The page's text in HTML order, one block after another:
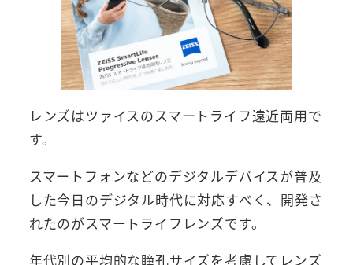
レンズはツァイスのスマートライフ遠近両用で
す。
スマートフォンなどのデジタルデバイスが普及
した今日のデジタル時代に対応すべく、開発さ
れたのがスマートライフレンズです。
年代別の平均的な瞳孔サイズを考慮してレンズ